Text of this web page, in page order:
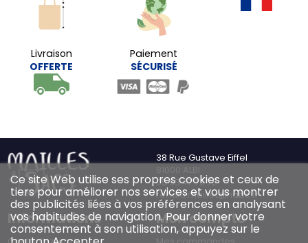
Livraison
OFFERTE
Paiement
SÉCURISÉ
38 Rue Gustave Eiffel
05 63 47 72 72
renald.maillet@habc.fr
Informations Mon compte
Ce site Web utilise ses propres cookies et ceux de
tiers pour améliorer nos services et vous montrer
des publicités liées à vos préférences en analysant
vos habitudes de navigation. Pour donner votre
consentement à son utilisation, appuyez sur le